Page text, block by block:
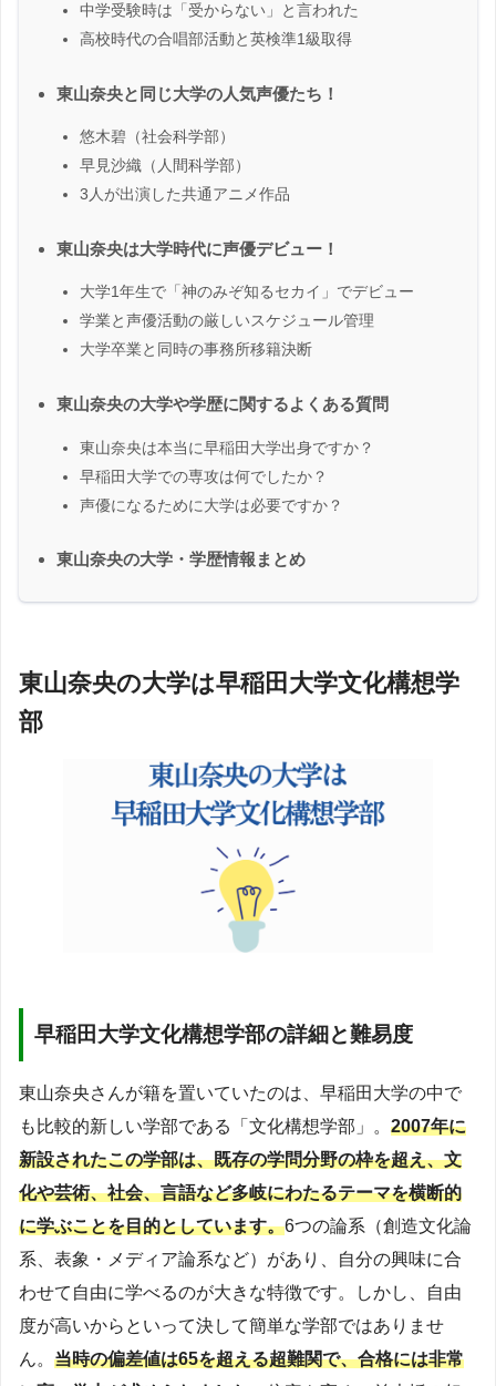
中学受験時は「受からない」と言われた
高校時代の合唱部活動と英検準1級取得
東山奈央と同じ大学の人気声優たち！
悠木碧（社会科学部）
早見沙織（人間科学部）
3人が出演した共通アニメ作品
東山奈央は大学時代に声優デビュー！
大学1年生で「神のみぞ知るセカイ」でデビュー
学業と声優活動の厳しいスケジュール管理
大学卒業と同時の事務所移籍決断
東山奈央の大学や学歴に関するよくある質問
東山奈央は本当に早稲田大学出身ですか？
早稲田大学での専攻は何でしたか？
声優になるために大学は必要ですか？
東山奈央の大学・学歴情報まとめ
東山奈央の大学は早稲田大学文化構想学
部
早稲田大学文化構想学部の詳細と難易度
東山奈央さんが籍を置いていたのは、早稲田大学の中で
も比較的新しい学部である「文化構想学部」。 2007年に
新設されたこの学部は、既存の学問分野の枠を超え、文
化や芸術、社会、言語など多岐にわたるテーマを横断的
に学ぶことを目的としています。6つの論系（創造文化論
系、表象・メディア論系など）があり、自分の興味に合
わせて自由に学べるのが大きな特徴です。しかし、自由
度が高いからといって決して簡単な学部ではありませ
ん。 当時の偏差値は65を超える超難関で、合格には非常